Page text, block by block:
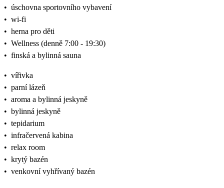
• úschovna sportovního vybavení
• wi-fi
• herna pro děti
• Wellness (denně 7:00 - 19:30)
• finská a bylinná sauna
• vířivka
• parní lázeň
• aroma a bylinná jeskyně
• bylinná jeskyně
• tepidarium
• infračervená kabina
• relax room
• krytý bazén
• venkovní vyhřívaný bazén